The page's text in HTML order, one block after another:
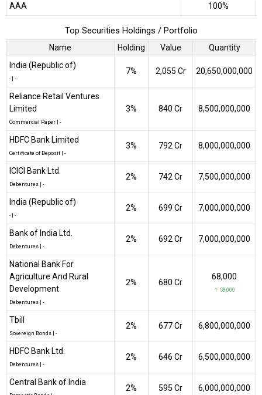
AAA
100%
Top Securities Holdings / Portfolio
Name Holding Value
Quantity
India (Republic of)
-| -
7% ₹2,055 Cr 20,650,000,000
Reliance Retail Ventures
Limited
Commercial Paper -
3% ₹840 Cr 8,500,000,000
HDFC Bank Limited
Certificate of Deposit -
3% ₹792 Cr 8,000,000,000
ICICI Bank Ltd.
Debentures -
2% ₹742 Cr 7,500,000,000
India (Republic of)
-| -
2% ₹699 Cr 7,000,000,000
Bank of India Ltd.
Debentures -
2% ₹692 Cr 7,000,000,000
National Bank For
Agriculture And Rural
Development
Debentures -
2% ₹680 Cr
68,000
↑ 53,000
Tbill
Sovereign Bonds -
2% ₹677 Cr 6,800,000,000
HDFC Bank Ltd.
Debentures -
2% ₹646 Cr 6,500,000,000
Central Bank of India
2% ₹595 Cr 6,000,000,000